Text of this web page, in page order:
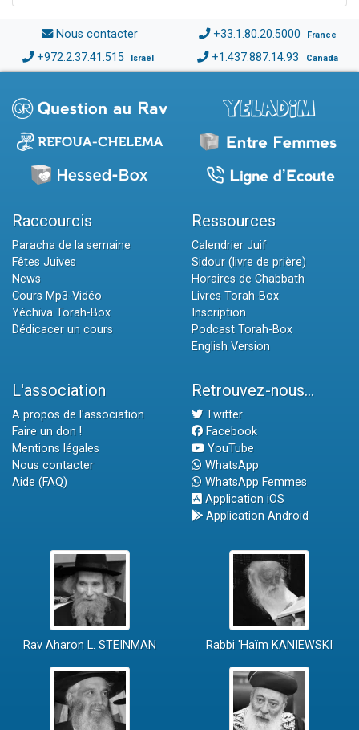
Nous contacter +33.1.80.20.5000 France
+972.2.37.41.515 Israël +1.437.887.14.93 Canada
Raccourcis
Paracha de la semaine
Fêtes Juives
News
Cours Mp3-Vidéo
Yéchiva Torah-Box
Dédicacer un cours
Ressources
Calendrier Juif
Sidour (livre de prière)
Horaires de Chabbath
Livres Torah-Box
Inscription
Podcast Torah-Box
English Version
L'association
A propos de l'association
Faire un don !
Mentions légales
Nous contacter
Aide (FAQ)
Retrouvez-nous...
Twitter
Facebook
YouTube
WhatsApp
WhatsApp Femmes
Application iOS
Application Android
Rav Aharon L. STEINMAN Rabbi 'Haïm KANIEWSKI